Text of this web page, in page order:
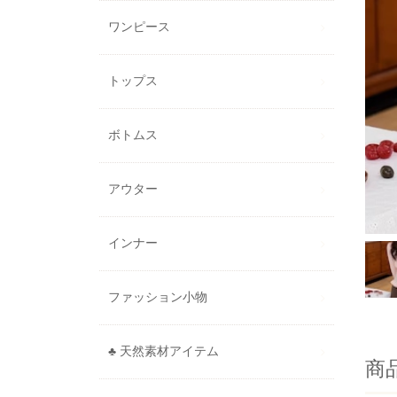
商
ワンピース
トップス
ボトムス
アウター
インナー
ファッション小物
♣ 天然素材アイテム